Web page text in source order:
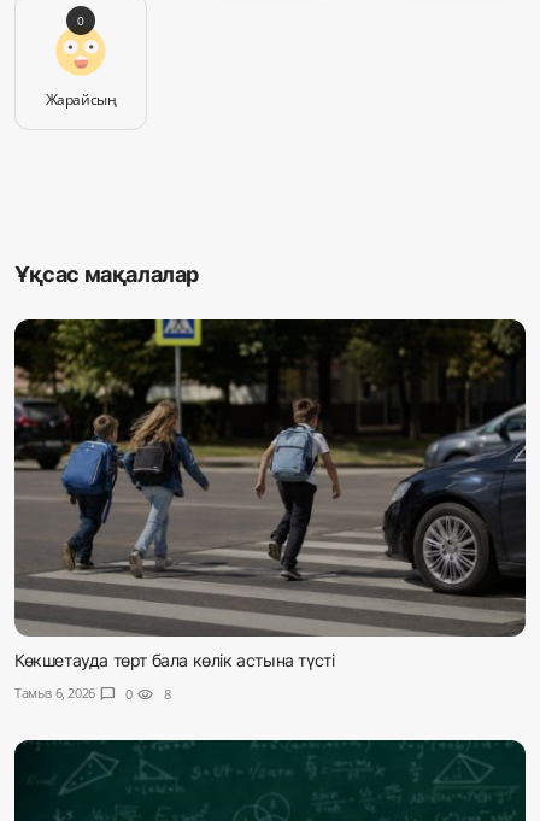
Жарайсың
0
Ұқсас мақалалар
Көкшетауда төрт бала көлік астына түсті
Тамыз 6, 2026 chat_bubble 0 visibility 8